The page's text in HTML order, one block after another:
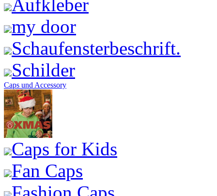
Aufkleber
my door
Schaufensterbeschrift.
Schilder
Caps und Accessory
Caps for Kids
Fan Caps